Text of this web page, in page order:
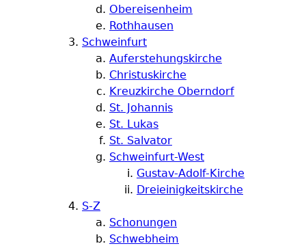
Obereisenheim
Rothhausen
Schweinfurt
Auferstehungskirche
Christuskirche
Kreuzkirche Oberndorf
St. Johannis
St. Lukas
St. Salvator
Schweinfurt-West
Gustav-Adolf-Kirche
Dreieinigkeitskirche
S-Z
Schonungen
Schwebheim